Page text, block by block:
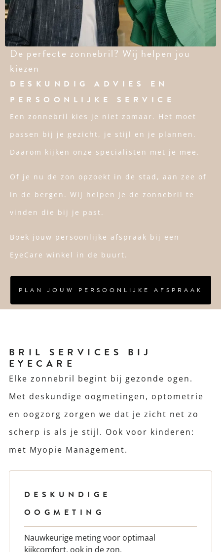
De perfecte zonnebril? Wij helpen jou
kiezen
DESKUNDIG ADVIES EN
PERSOONLIJKE SERVICE
Een zonnebril kies je niet zomaar. Het moet
passen bij je gezicht, je stijl en je plannen.
Daarom kijken onze specialisten met je mee.
Of je nu de zon opzoekt in de stad, aan zee of
in de bergen. Wij helpen je de zonnebril te
vinden die bij je past.
Boek jouw persoonlijke afspraak bij een
EyeCare winkel in de buurt.
PLAN JOUW PERSOONLIJKE AFSPRAAK
BRIL SERVICES BIJ
EYECARE
Elke zonnebril begint bij gezonde ogen.
Met deskundige oogmetingen, optometrie
en oogzorg zorgen we dat je zicht net zo
scherp is als je stijl. Ook voor kinderen:
met Myopie Management.
DESKUNDIGE
OOGMETING
Nauwkeurige meting voor optimaal
kijkcomfort, ook in de zon.